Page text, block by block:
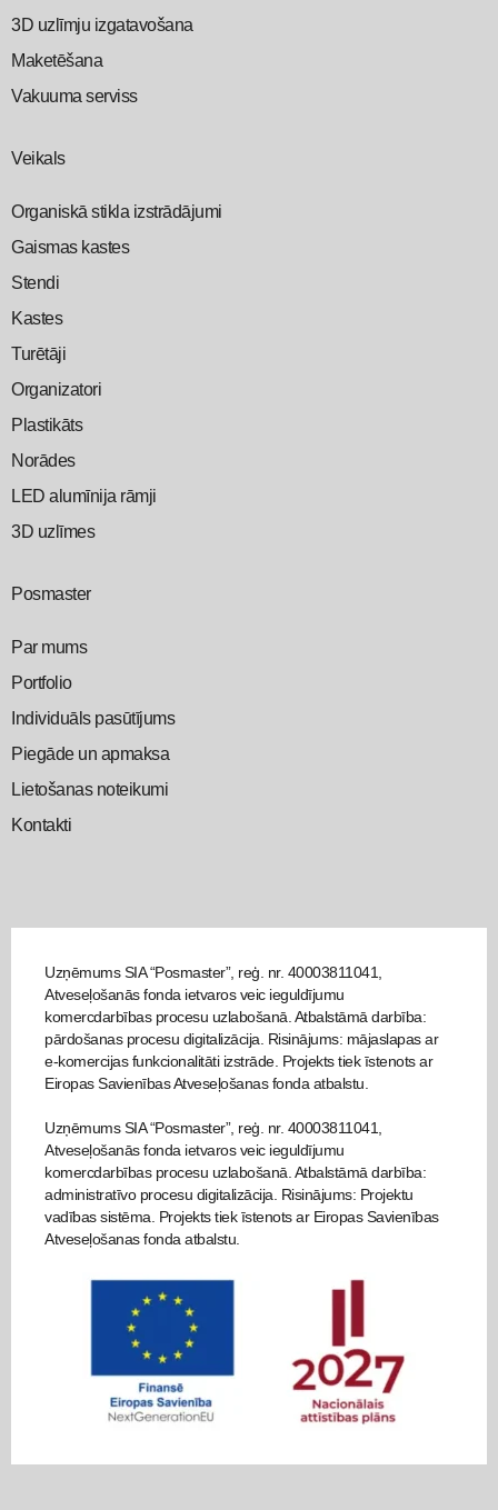
3D uzlīmju izgatavošana
Maketēšana
Vakuuma serviss
Veikals
Organiskā stikla izstrādājumi
Gaismas kastes
Stendi
Kastes
Turētāji
Organizatori
Plastikāts
Norādes
LED alumīnija rāmji
3D uzlīmes
Posmaster
Par mums
Portfolio
Individuāls pasūtījums
Piegāde un apmaksa
Lietošanas noteikumi
Kontakti
Uzņēmums SIA “Posmaster”, reģ. nr. 40003811041,
Atveseļošanās fonda ietvaros veic ieguldījumu
komercdarbības procesu uzlabošanā. Atbalstāmā darbība:
pārdošanas procesu digitalizācija. Risinājums: mājaslapas ar
e-komercijas funkcionalitāti izstrāde. Projekts tiek īstenots ar
Eiropas Savienības Atveseļošanas fonda atbalstu.
Uzņēmums SIA “Posmaster”, reģ. nr. 40003811041,
Atveseļošanās fonda ietvaros veic ieguldījumu
komercdarbības procesu uzlabošanā. Atbalstāmā darbība:
administratīvo procesu digitalizācija. Risinājums: Projektu
vadības sistēma. Projekts tiek īstenots ar Eiropas Savienības
Atveseļošanas fonda atbalstu.